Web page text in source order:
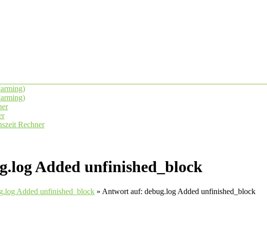
Rechner
Added unfinished_block
Added unfinished_block » Antwort auf: debug.log Added unfinished_block